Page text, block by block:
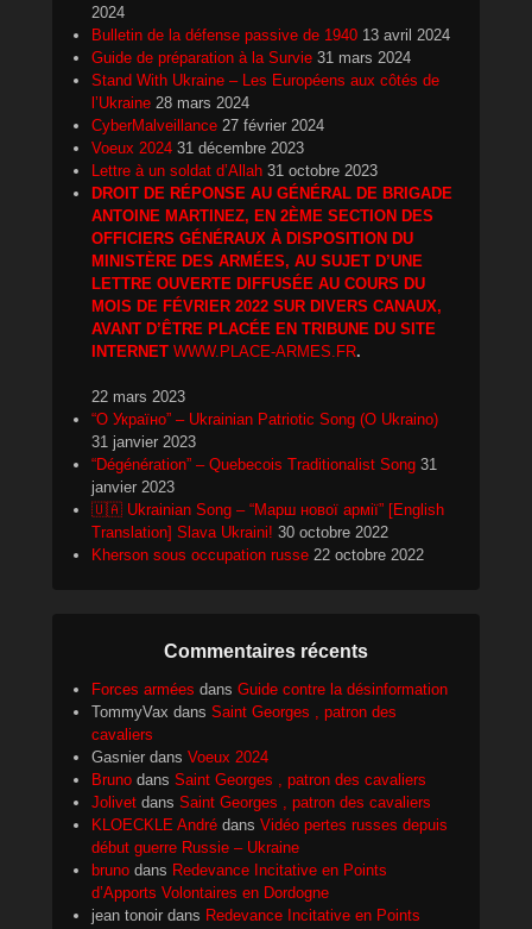
2024
Bulletin de la défense passive de 1940 13 avril 2024
Guide de préparation à la Survie 31 mars 2024
Stand With Ukraine – Les Européens aux côtés de
l’Ukraine 28 mars 2024
CyberMalveillance 27 février 2024
Voeux 2024 31 décembre 2023
Lettre à un soldat d’Allah 31 octobre 2023
DROIT DE RÉPONSE AU GÉNÉRAL DE BRIGADE
ANTOINE MARTINEZ, EN 2ÈME SECTION DES
OFFICIERS GÉNÉRAUX À DISPOSITION DU
MINISTÈRE DES ARMÉES, AU SUJET D’UNE
LETTRE OUVERTE DIFFUSÉE AU COURS DU
MOIS DE FÉVRIER 2022 SUR DIVERS CANAUX,
AVANT D’ÊTRE PLACÉE EN TRIBUNE DU SITE
INTERNET WWW.PLACE-ARMES.FR.
22 mars 2023
“О Україно” – Ukrainian Patriotic Song (O Ukraino)
31 janvier 2023
“Dégénération” – Quebecois Traditionalist Song 31
janvier 2023
🇺🇦 Ukrainian Song – “Марш нової армії” [English
Translation] Slava Ukraini! 30 octobre 2022
Kherson sous occupation russe 22 octobre 2022
Commentaires récents
Forces armées dans Guide contre la désinformation
TommyVax dans Saint Georges , patron des
cavaliers
Gasnier dans Voeux 2024
Bruno dans Saint Georges , patron des cavaliers
Jolivet dans Saint Georges , patron des cavaliers
KLOECKLE André dans Vidéo pertes russes depuis
début guerre Russie – Ukraine
bruno dans Redevance Incitative en Points
d’Apports Volontaires en Dordogne
jean tonoir dans Redevance Incitative en Points